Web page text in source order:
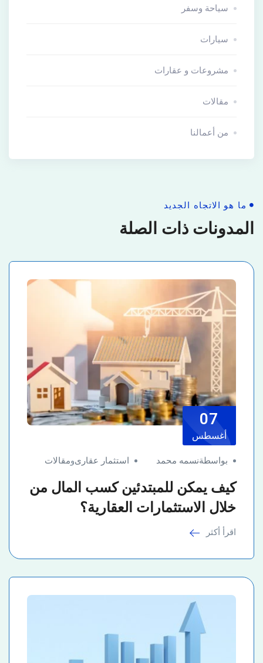
سياحة وسفر
سيارات
مشروعات و عقارات
مقالات
من أعمالنا
ما هو الاتجاه الجديد
المدونات ذات الصلة
07
أغسطس
بواسطةنسمه محمد استثمار عقارىومقالات
كيف يمكن للمبتدئين كسب المال من
خلال الاستثمارات العقارية؟
اقرأ أكثر